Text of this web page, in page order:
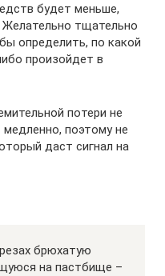
будет меньше,
тщательно
определить, по какой
произойдет в
потери не
медленно, поэтому не
даст сигнал на
брюхатую
на пастбище –